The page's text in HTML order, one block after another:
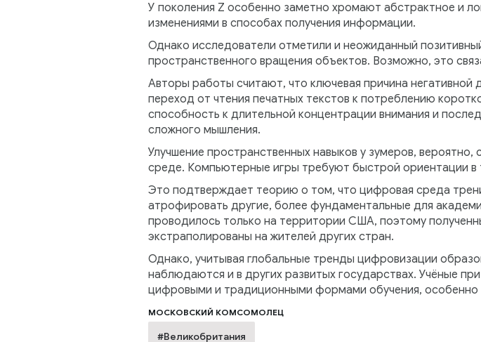
У поколения Z особенно заметно хромают абстрактное и
изменениями в способах получения информации.
Однако исследователи отметили и неожиданный
пространственного вращения объектов. Возможно, это
Авторы работы считают, что ключевая причина
переход от чтения печатных текстов к потреблению
способность к длительной концентрации внимания и
сложного мышления.
Улучшение пространственных навыков у зумеров,
среде. Компьютерные игры требуют быстрой ориентации
Это подтверждает теорию о том, что цифровая среда
атрофировать другие, более фундаментальные для
проводилось только на территории США, поэтому
экстраполированы на жителей других стран.
Однако, учитывая глобальные тренды цифровизации
наблюдаются и в других развитых государствах. Учёные
цифровыми и традиционными формами обучения, особенно
МОСКОВСКИЙ КОМСОМОЛЕЦ
#Великобритания